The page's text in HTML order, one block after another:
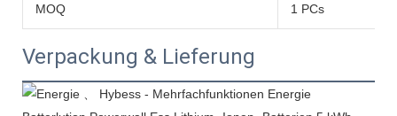
MOQ 1 PCs
Verpackung & Lieferung